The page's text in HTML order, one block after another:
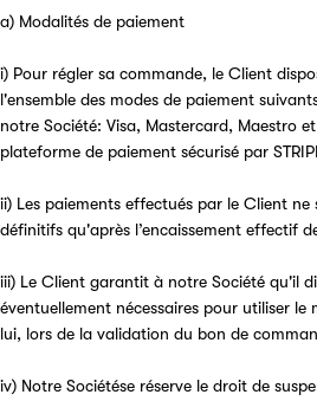
a) Modalités de paiement
i) Pour régler sa commande, le Client
l'ensemble des modes de paiement
notre Société: Visa, Mastercard, Maestro
plateforme de paiement sécurisé par
ii) Les paiements effectués par le Client ne
définitifs qu'après l’encaissement effectif
iii) Le Client garantit à notre Société qu'il
éventuellement nécessaires pour utiliser
lui, lors de la validation du bon de
iv) Notre Sociétése réserve le droit de